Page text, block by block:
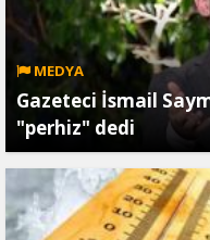
MEDYA
Gazeteci İsmail
"perhiz" dedi